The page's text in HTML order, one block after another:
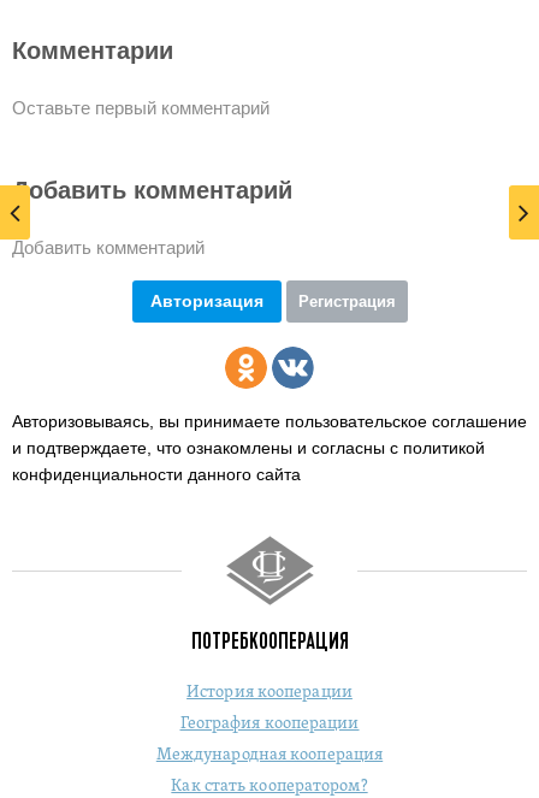
Комментарии
Оставьте первый комментарий
Добавить комментарий
Добавить комментарий
Авторизация Регистрация
Авторизовываясь, вы принимаете пользовательское соглашение
и подтверждаете, что ознакомлены и согласны с политикой
конфиденциальности данного сайта
ПОТРЕБКООПЕРАЦИЯ
История кооперации
География кооперации
Международная кооперация
Как стать кооператором?